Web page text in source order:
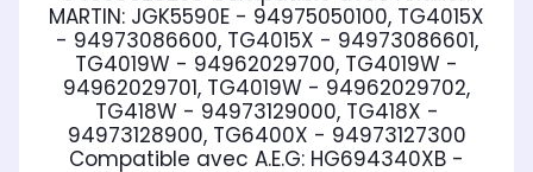
MARTIN: JGK5590E - 94975050100, TG4015X
- 94973086600, TG4015X - 94973086601,
TG4019W - 94962029700, TG4019W -
94962029701, TG4019W - 94962029702,
TG418W - 94973129000, TG418X -
94973128900, TG6400X - 94973127300
Compatible avec A.E.G: HG694340XB -